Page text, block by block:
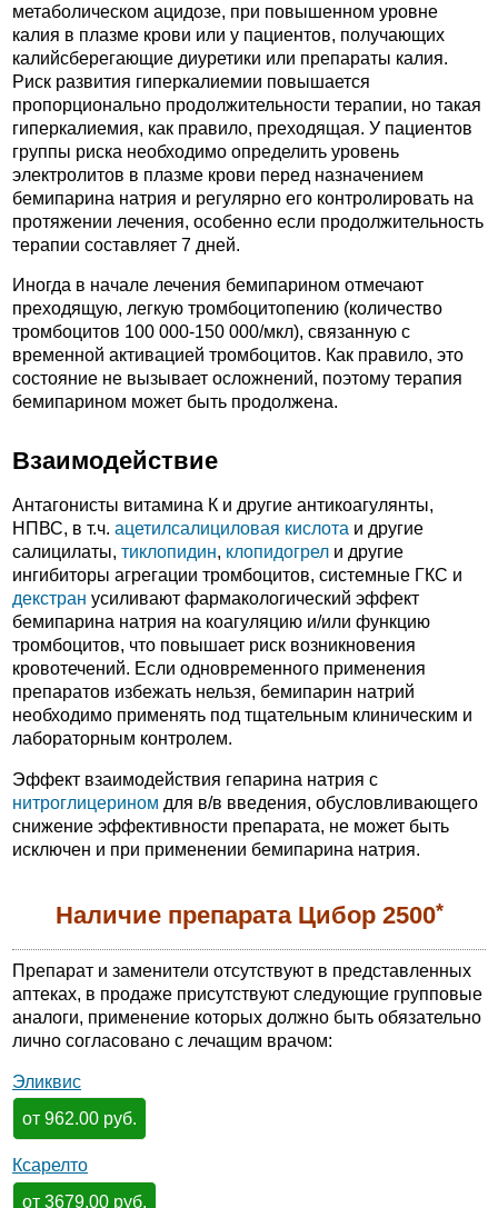
метаболическом ацидозе, при повышенном уровне
калия в плазме крови или у пациентов, получающих
калийсберегающие диуретики или препараты калия.
Риск развития гиперкалиемии повышается
пропорционально продолжительности терапии, но такая
гиперкалиемия, как правило, преходящая. У пациентов
группы риска необходимо определить уровень
электролитов в плазме крови перед назначением
бемипарина натрия и регулярно его контролировать на
протяжении лечения, особенно если продолжительность
терапии составляет 7 дней.
Иногда в начале лечения бемипарином отмечают
преходящую, легкую тромбоцитопению (количество
тромбоцитов 100 000-150 000/мкл), связанную с
временной активацией тромбоцитов. Как правило, это
состояние не вызывает осложнений, поэтому терапия
бемипарином может быть продолжена.
Взаимодействие
Антагонисты витамина К и другие антикоагулянты,
НПВС, в т.ч. ацетилсалициловая кислота и другие
салицилаты, тиклопидин, клопидогрел и другие
ингибиторы агрегации тромбоцитов, системные ГКС и
декстран усиливают фармакологический эффект
бемипарина натрия на коагуляцию и/или функцию
тромбоцитов, что повышает риск возникновения
кровотечений. Если одновременного применения
препаратов избежать нельзя, бемипарин натрий
необходимо применять под тщательным клиническим и
лабораторным контролем.
Эффект взаимодействия гепарина натрия с
нитроглицерином для в/в введения, обусловливающего
снижение эффективности препарата, не может быть
исключен и при применении бемипарина натрия.
Наличие препарата Цибор 2500*
Препарат и заменители отсутствуют в представленных
аптеках, в продаже присутствуют следующие групповые
аналоги, применение которых должно быть обязательно
лично согласовано с лечащим врачом:
Эликвис
от 962.00 руб.
Ксарелто
от 3679.00 руб.